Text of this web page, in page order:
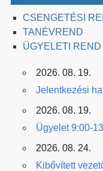
CSENGETÉSI
TANÉVREND
ÜGYELETI REND
2026. 08. 19.
Jelentkezési
2026. 08. 19.
Ügyelet 9:00-
2026. 08. 24.
Kibővített